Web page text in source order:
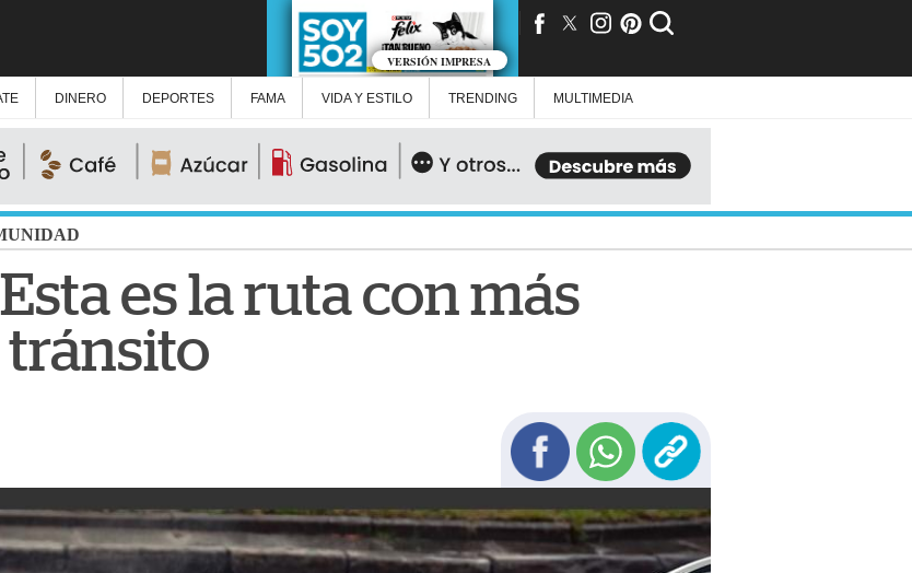
VERSIÓN IMPRESA
DINERO DEPORTES FAMA VIDA Y ESTILO TRENDING MULTIMEDIA
es la ruta con más
tránsito